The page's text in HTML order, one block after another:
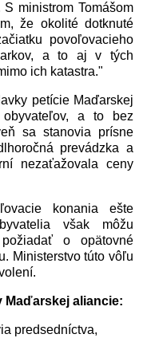
ministrom Tomášom
že okolité dotknuté
povoľovacieho
a to aj v tých
ich katastra."
petície Maďarskej
obyvateľov, a to bez
sa stanovia prísne
prevádzka a
nezaťažovala ceny
konania ešte
však môžu
o opätovné
Ministerstvo túto vôľu
Maďarskej aliancie:
predsedníctva,